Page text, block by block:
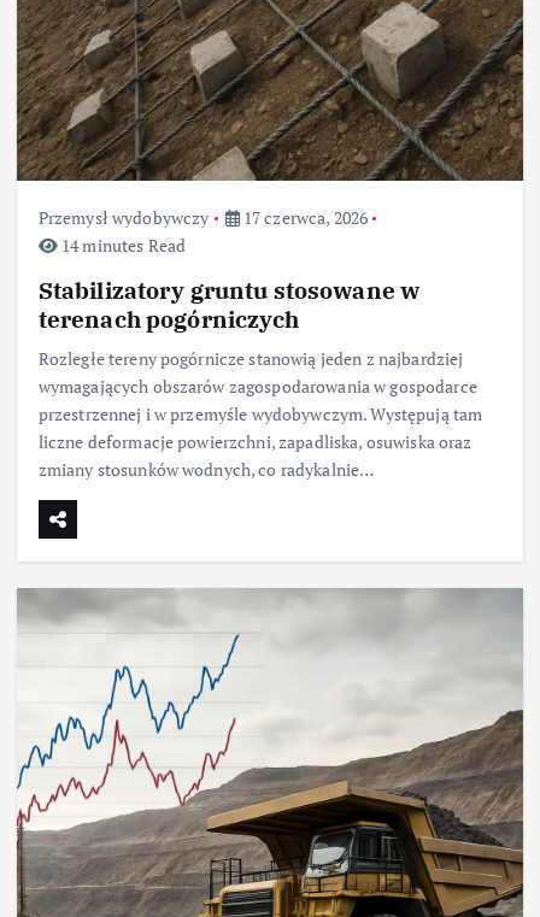
Przemysł wydobywczy
17 czerwca, 2026
14 minutes Read
Stabilizatory gruntu stosowane w
terenach pogórniczych
Rozległe tereny pogórnicze stanowią jeden z najbardziej
wymagających obszarów zagospodarowania w gospodarce
przestrzennej i w przemyśle wydobywczym. Występują tam
liczne deformacje powierzchni, zapadliska, osuwiska oraz
zmiany stosunków wodnych, co radykalnie…